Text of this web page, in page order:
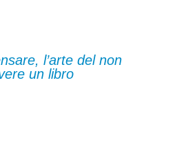
l’arte del non
un libro